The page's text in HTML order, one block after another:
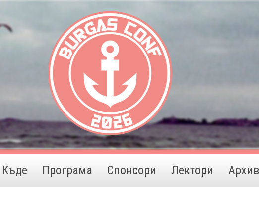
Къде Програма Спонсори Лектори Архив